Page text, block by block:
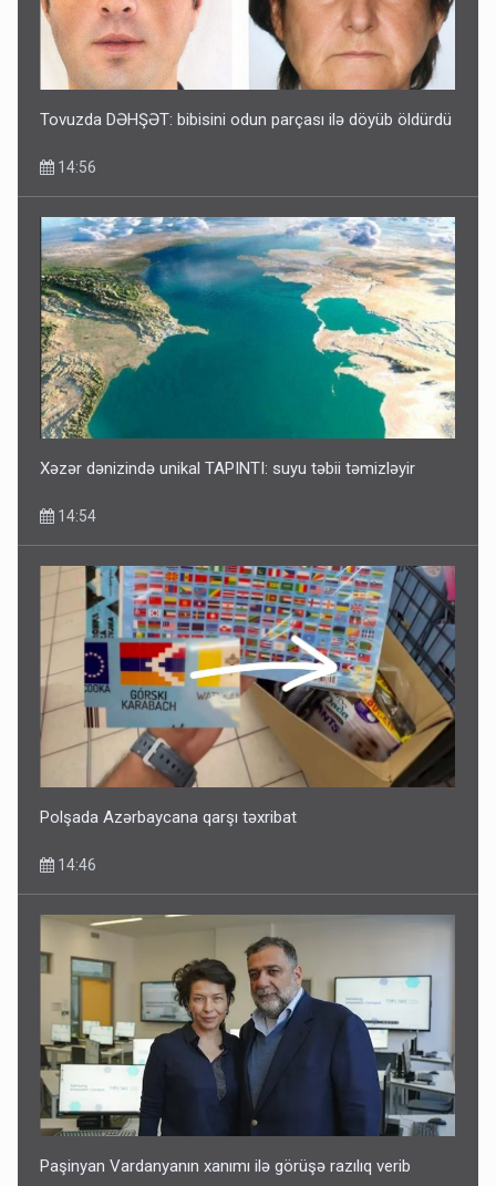
Tovuzda DƏHŞƏT: bibisini odun parçası ilə döyüb öldürdü
14:56
Xəzər dənizində unikal TAPINTI: suyu təbii təmizləyir
14:54
Polşada Azərbaycana qarşı təxribat
14:46
Paşinyan Vardanyanın xanımı ilə görüşə razılıq verib